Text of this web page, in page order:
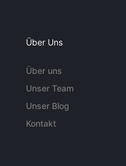
Über Uns
Über uns
Unser Team
Unser Blog
Kontakt